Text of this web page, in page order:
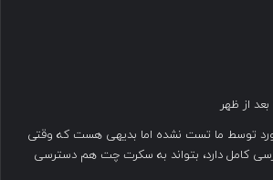
توسط ما تست نشده اما بدیهی هست که وقتی
کامل دارد، بتواند به سکرت چت هم دسترسی